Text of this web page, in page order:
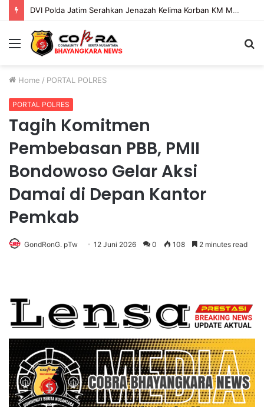
DVI Polda Jatim Serahkan Jenazah Kelima Korban KM Mutiara Sentosa II
Menu
Home / PORTAL POLRES
PORTAL POLRES
Tagih Komitmen
Pembebasan PBB, PMII
Bondowoso Gelar Aksi
Damai di Depan Kantor
Pemkab
GondRonG. pTw 12 Juni 2026 0 108 2 minutes read